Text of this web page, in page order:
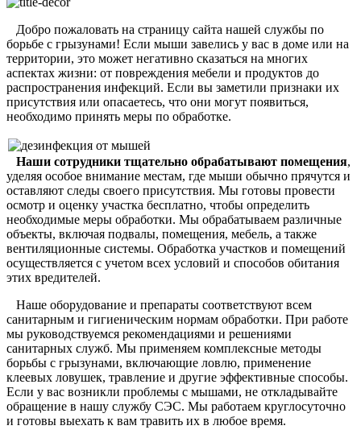
Добро пожаловать на страницу сайта нашей службы по
борьбе с грызунами! Если мыши завелись у вас в доме или на
территории, это может негативно сказаться на многих
аспектах жизни: от повреждения мебели и продуктов до
распространения инфекций. Если вы заметили признаки их
присутствия или опасаетесь, что они могут появиться,
необходимо принять меры по обработке.
Наши сотрудники тщательно обрабатывают помещения,
уделяя особое внимание местам, где мыши обычно прячутся и
оставляют следы своего присутствия. Мы готовы провести
осмотр и оценку участка бесплатно, чтобы определить
необходимые меры обработки. Мы обрабатываем различные
объекты, включая подвалы, помещения, мебель, а также
вентиляционные системы. Обработка участков и помещений
осуществляется с учетом всех условий и способов обитания
этих вредителей.
Наше оборудование и препараты соответствуют всем
санитарным и гигиеническим нормам обработки. При работе
мы руководствуемся рекомендациями и решениями
санитарных служб. Мы применяем комплексные методы
борьбы с грызунами, включающие ловлю, применение
клеевых ловушек, травление и другие эффективные способы.
Если у вас возникли проблемы с мышами, не откладывайте
обращение в нашу службу СЭС. Мы работаем круглосуточно
и готовы выехать к вам травить их в любое время.